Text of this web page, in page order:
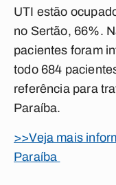
UTI estão
no Sertão, 66%.
pacientes foram
todo 684
referência para
Paraíba.
>>Veja mais
Paraíba